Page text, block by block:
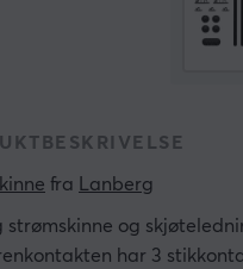
fra Lanberg
strømskinne og
har 3